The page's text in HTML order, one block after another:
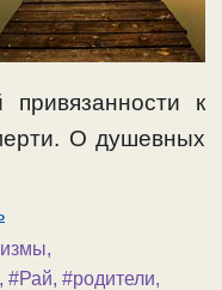
привязанности к
О душевных
,
, #Рай, #родители,